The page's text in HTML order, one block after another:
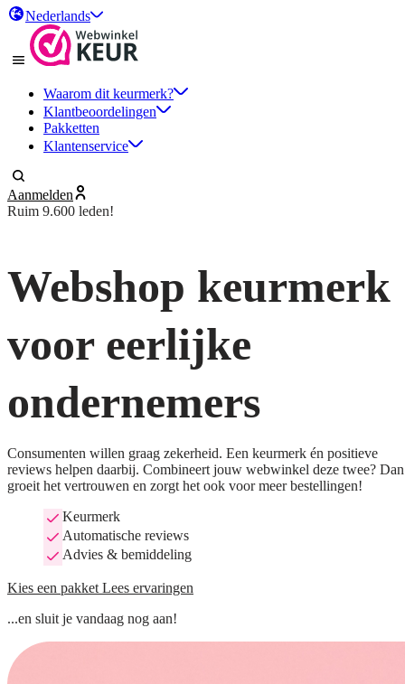
Nederlands
Waarom dit keurmerk?
Klantbeoordelingen
Pakketten
Klantenservice
Aanmelden
Ruim 9.600 leden!
Webshop keurmerk
voor eerlijke
ondernemers
Consumenten willen graag zekerheid. Een keurmerk én positieve
reviews helpen daarbij. Combineert jouw webwinkel deze twee? Dan
groeit het vertrouwen en zorgt het ook voor meer bestellingen!
Keurmerk
Automatische reviews
Advies & bemiddeling
Kies een pakket Lees ervaringen
...en sluit je vandaag nog aan!